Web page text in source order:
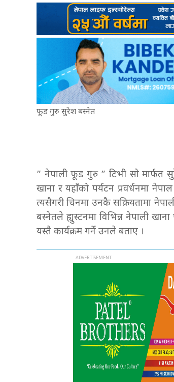
फूड गुरु सुरेश बस्नेत
” नेपाली फूड गुरु ” टिभी सो मार्फत
खाना र यहाँको पर्यटन प्रवर्धनमा
त्यसैगरी चिनमा उनकै सक्रियतामा
बस्नेतले ह्युस्टनमा विभिन्न नेपाली
यस्तै कार्यक्रम गर्ने उनले बताए ।